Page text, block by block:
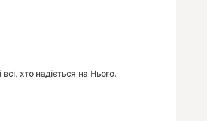
хто надіється на Нього.